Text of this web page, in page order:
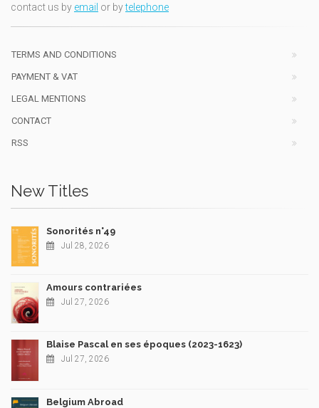
contact us by email or bytelephone
TERMS AND CONDITIONS
PAYMENT & VAT
LEGAL MENTIONS
CONTACT
RSS
New Titles
Sonorités n°49
Jul 28, 2026
Amours contrariées
Jul 27, 2026
Blaise Pascal en ses époques (2023-1623)
Jul 27, 2026
Belgium Abroad